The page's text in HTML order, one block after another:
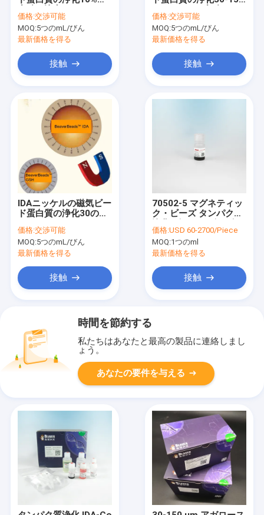
価格:交渉可能
MOQ:5つのmL/びん
最新価格を得る
接触
ーセント5つのmL
価格:交渉可能
MOQ:5つのmL/びん
最新価格を得る
接触
IDAニッケルの磁気ビー
ド蛋白質の浄化30の
価格:交渉可能
MOQ:5つのmL/びん
最新価格を得る
接触
70502-5 マグネティッ
ク・ビーズ タンパク質
IDA-Co 高出力・高純度
価格:USD 60-2700/Piece
MOQ:1つのml
最新価格を得る
接触
時間を節約する
私たちはあなたと最高の製品に連絡しまし
ょう。
あなたの要件を与える